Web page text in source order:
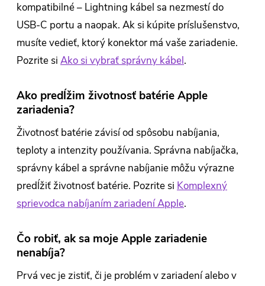
kompatibilné – Lightning kábel sa nezmestí do
USB-C portu a naopak. Ak si kúpite príslušenstvo,
musíte vedieť, ktorý konektor má vaše zariadenie.
Pozrite si Ako si vybrať správny kábel.
Ako predĺžim životnosť batérie Apple
zariadenia?
Životnosť batérie závisí od spôsobu nabíjania,
teploty a intenzity používania. Správna nabíjačka,
správny kábel a správne nabíjanie môžu výrazne
predĺžiť životnosť batérie. Pozrite si Komplexný
sprievodca nabíjaním zariadení Apple.
Čo robiť, ak sa moje Apple zariadenie
nenabíja?
Prvá vec je zistiť, či je problém v zariadení alebo v